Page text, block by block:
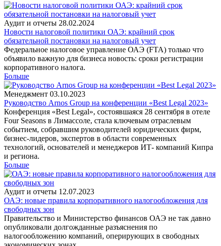
Аудит и отчеты 28.02.2024
Новости налоговой политики ОАЭ: крайний срок
обязательной постановки на налоговый учет
Федеральное налоговое управление ОАЭ (FTA) только что
объявило важную для бизнеса новость: сроки регистрации
корпоративного налога.
Больше
Менеджмент 03.10.2023
Руководство Arnos Group на конференции «Best Legal 2023»
Конференция «Best Legal», состоявшаяся 28 сентября в отеле
Four Seasons в Лимассоле, стала ключевым отраслевым
событием, собравшим руководителей юридических фирм,
бизнес-лидеров, экспертов в области современных
технологий, основателей и менеджеров ИТ- компаний Кипра
и региона.
Больше
Аудит и отчеты 12.07.2023
ОАЭ: новые правила корпоративного налогообложения для
свободных зон
Правительство и Министерство финансов ОАЭ не так давно
опубликовали долгожданные разъяснения по
налогообложению компаний, оперирующих в свободных